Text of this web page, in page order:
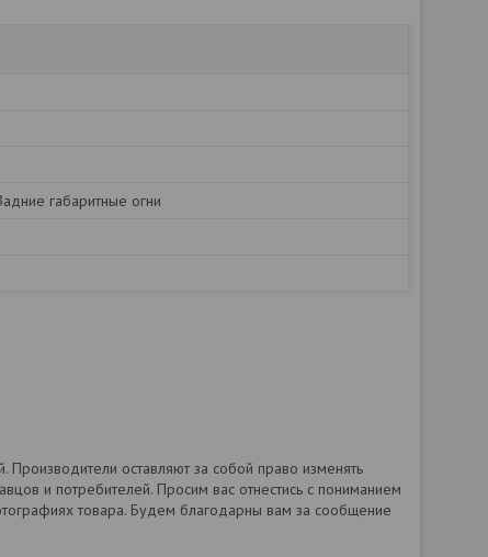
габаритные огни
оставляют за собой право изменять
и потребителей. Просим вас отнестись с пониманием
товара. Будем благодарны вам за сообщение